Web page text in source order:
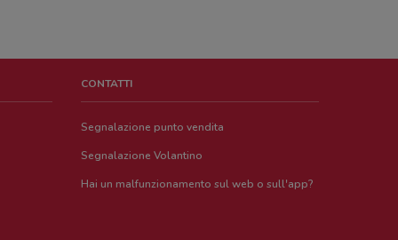
CONTATTI
Segnalazione punto vendita
Segnalazione Volantino
Hai un malfunzionamento sul web o sull'app?